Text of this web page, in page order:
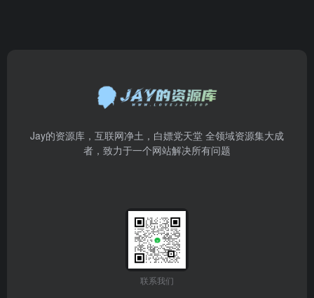
Jay的资源库，互联网净土，白嫖党天堂 全领域资源集大成
者，致力于一个网站解决所有问题
联系我们